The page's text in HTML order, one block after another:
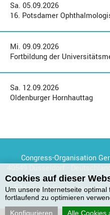
Sa. 05.09.2026
16. Potsdamer
Mi. 09.09.2026
Fortbildung der
Sa. 12.09.2026
Oldenburger Hornhauttag
Congress-Organisation
Fax:+49 (0)
E-Mail:info@congresse.de-
Cookies auf dieser
Um unsere Internetseite optimal
fortlaufend zu optimieren
Konfigurieren
Alle Cookies